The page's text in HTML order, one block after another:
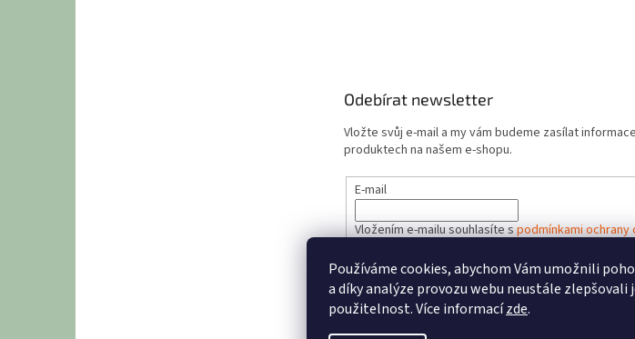
Používáme cookies, abychom Vám umožnili
a díky analýze provozu webu neustále zlepšovali
použitelnost. Více informacízde.
Odebírat newsletter
Vložte svůj e-mail a my vám budeme zasílat
produktech na našem e-shopu.
E-mail
Vložením e-mailu souhlasíte spodmínkami ochrany
PŘIHLÁSIT SE